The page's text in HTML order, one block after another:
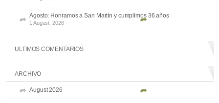
Agosto: Honramos a San Martín y cumplimos 36 años
1 August, 2026
ULTIMOS COMENTARIOS
ARCHIVO
August 2026